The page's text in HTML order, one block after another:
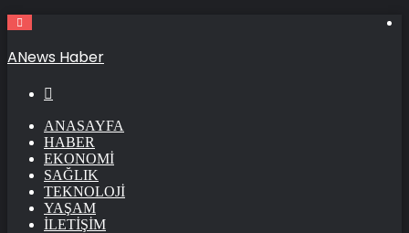
ANews Haber
ANASAYFA
HABER
EKONOMI
SAĞLIK
TEKNOLOJI
YAŞAM
İLETIŞIM